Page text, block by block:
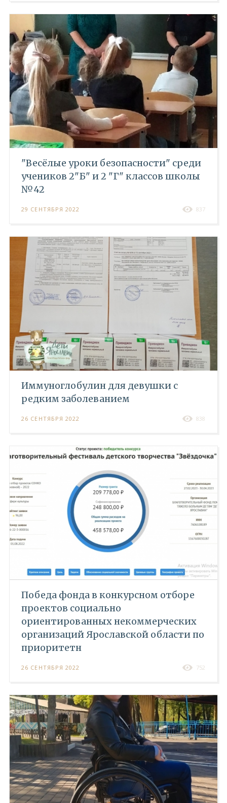
"Весёлые уроки безопасности" среди
учеников 2"Б" и 2 "Г" классов школы
№42
29 СЕНТЯБРЯ 2022 837
Иммуноглобулин для девушки с
редким заболеванием
26 СЕНТЯБРЯ 2022 838
Победа фонда в конкурсном отборе
проектов социально
ориентированных некоммерческих
организаций Ярославской области по
приоритетн
26 СЕНТЯБРЯ 2022 752